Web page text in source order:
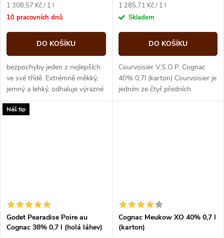
Měrná
cena:
1 308,57 Kč / 1 l
10 pracovních dnů
DO KOŠÍKU
bezpochyby jeden z nejlepších
ve své třídě. Extrémně měkký,
jemný a lehký, odhaluje výrazné
tóny měkkého červeného ovoce
a vanilky. Zvědaví znalci...
Měrná
cena:
1 285,71 Kč / 1 l
Skladem
DO KOŠÍKU
Courvoisier V.S.O.P. Cognac
40% 0,7l (karton) Courvoisier je
jedním ze čtyř předních
koňakových domů na světě.
Náš tip
Godet Pearadise Poire au
Cognac 38% 0,7 l (holá láhev)
Cognac Meukow XO 40% 0,7 l
(karton)